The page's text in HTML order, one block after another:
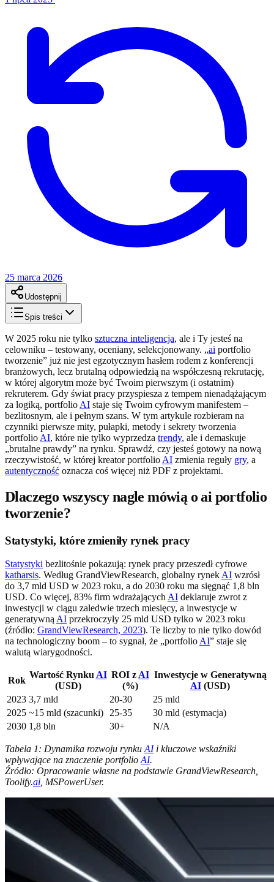
25 marca 2026
Udostępnij
Spis treści
W 2025 roku nie tylko sztuczna inteligencja, ale i Ty jesteś na
celowniku – testowany, oceniany, selekcjonowany. „ai portfolio
tworzenie” już nie jest egzotycznym hasłem rodem z konferencji
branżowych, lecz brutalną odpowiedzią na współczesną rekrutację,
w której algorytm może być Twoim pierwszym (i ostatnim)
rekruterem. Gdy świat pracy przyspiesza z tempem nienadążającym
za logiką, portfolio AI staje się Twoim cyfrowym manifestem –
bezlitosnym, ale i pełnym szans. W tym artykule rozbieram na
czynniki pierwsze mity, pułapki, metody i sekrety tworzenia
portfolio AI, które nie tylko wyprzedza trendy, ale i demaskuje
„brutalne prawdy” na rynku. Sprawdź, czy jesteś gotowy na nową
rzeczywistość, w której kreator portfolio AI zmienia reguły gry, a
autentyczność oznacza coś więcej niż PDF z projektami.
Dlaczego wszyscy nagle mówią o ai portfolio
tworzenie?
Statystyki, które zmieniły rynek pracy
Statystyki bezlitośnie pokazują: rynek pracy przeszedł cyfrowe
katharsis. Według GrandViewResearch, globalny rynek AI wzrósł
do 3,7 mld USD w 2023 roku, a do 2030 roku ma sięgnąć 1,8 bln
USD. Co więcej, 83% firm wdrażających AI deklaruje zwrot z
inwestycji w ciągu zaledwie trzech miesięcy, a inwestycje w
generatywną AI przekroczyły 25 mld USD tylko w 2023 roku
(źródło: GrandViewResearch, 2023). Te liczby to nie tylko dowód
na technologiczny boom – to sygnał, że „portfolio AI” staje się
walutą wiarygodności.
Rok
Wartość Rynku AI
(USD)
ROI z AI
(%)
Inwestycje w Generatywną
AI (USD)
2023 3,7 mld 20-30
25 mld
2025 ~15 mld (szacunki) 25-35
30 mld (estymacja)
2030 1,8 bln 30+ N/A
Tabela 1: Dynamika rozwoju rynku AIi kluczowe wskaźniki
wpływające na znaczenie portfolio AI.
Źródło: Opracowanie własne na podstawie GrandViewResearch,
Toolify.ai , MSPowerUser.